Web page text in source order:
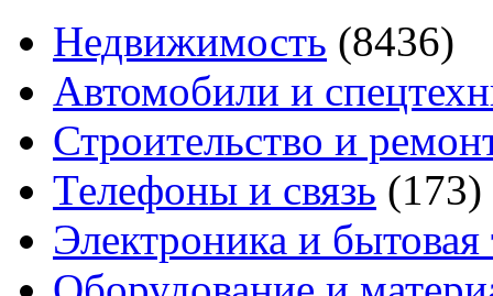
Недвижимость (8436)
Автомобили и
Строительство и
Телефоны и связь (173)
Электроника и бытовая